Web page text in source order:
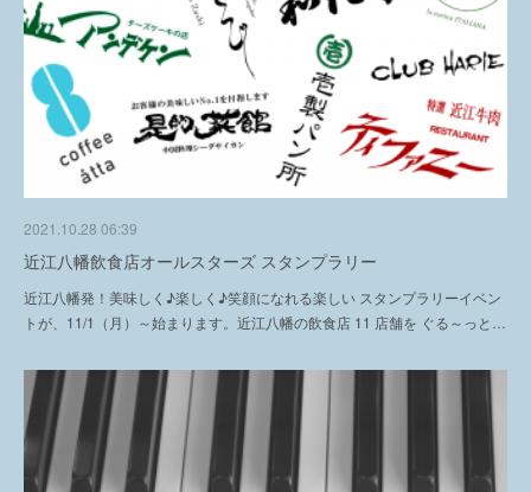
2021.10.28 06:39
近江八幡飲食店オールスターズ スタンプラリー
近江八幡発！美味しく♪楽しく♪笑顔になれる楽しい スタンプラリーイベン
トが、11/1（月）～始まります。近江八幡の飲食店 11 店舗を ぐる～っと…